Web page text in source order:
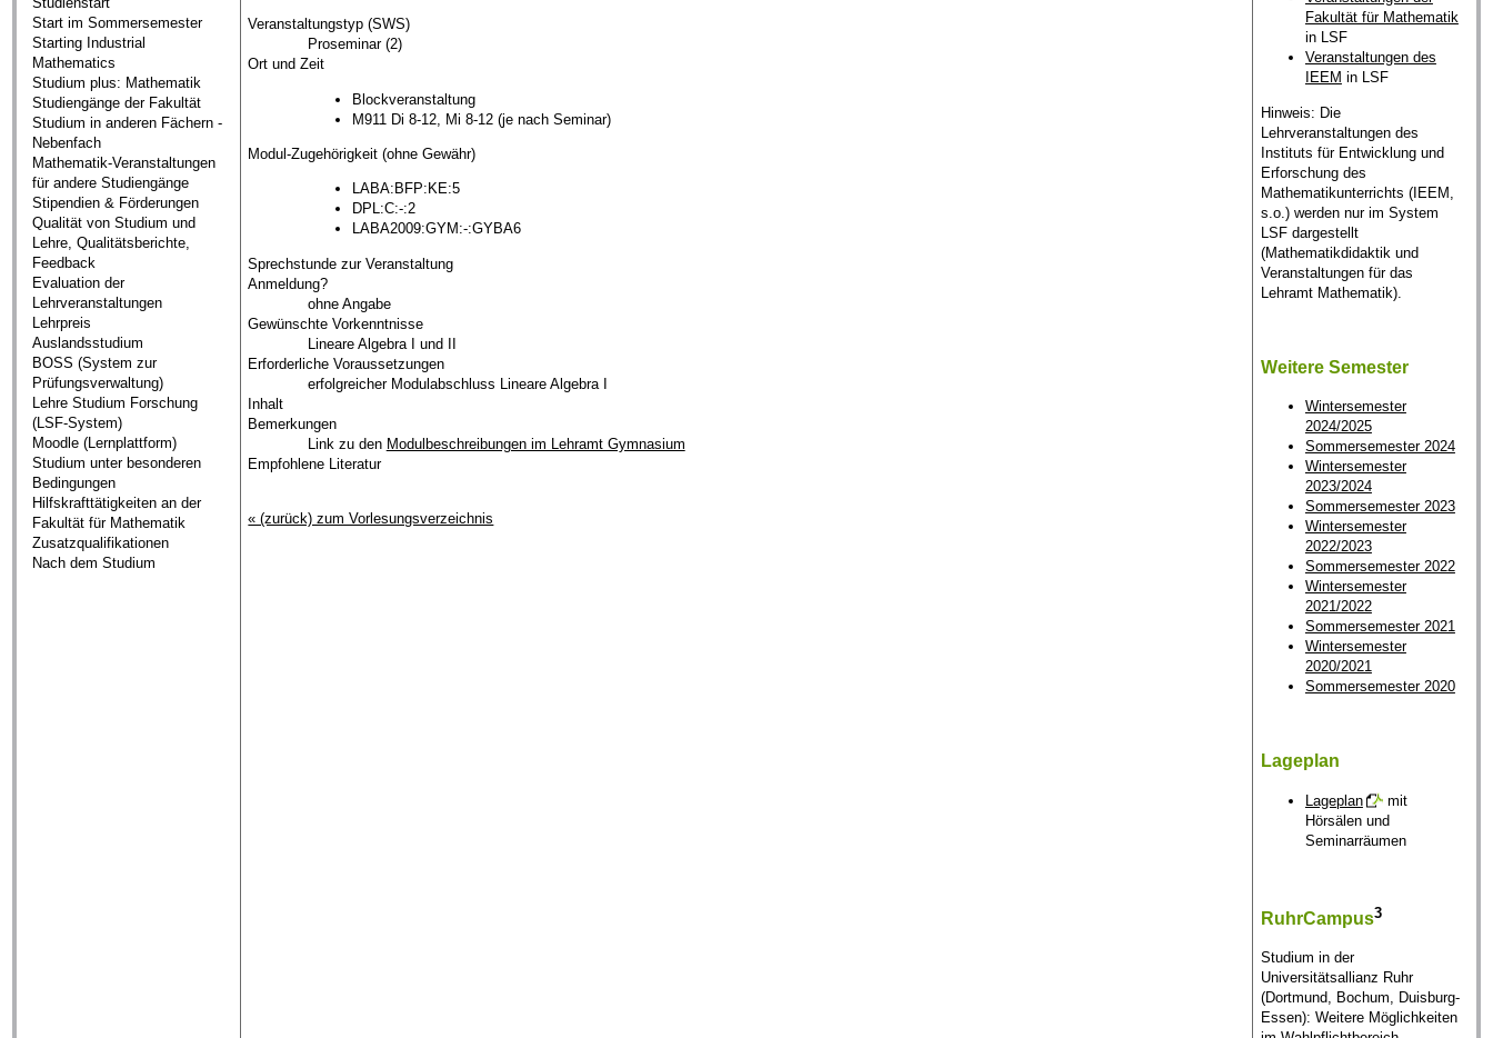
Start im Sommersemester
Starting Industrial
Mathematics
Studium plus: Mathematik
Studiengänge der Fakultät
Studium in anderen Fächern -
Nebenfach
Mathematik-Veranstaltungen
für andere Studiengänge
Stipendien & Förderungen
Qualität von Studium und
Lehre, Qualitätsberichte,
Feedback
Evaluation der
Lehrveranstaltungen
Lehrpreis
Auslandsstudium
BOSS (System zur
Prüfungsverwaltung)
Lehre Studium Forschung
(LSF-System)
Moodle (Lernplattform)
Studium unter besonderen
Bedingungen
Hilfskrafttätigkeiten an der
Fakultät für Mathematik
Zusatzqualifikationen
Nach dem Studium
Veranstaltungstyp (SWS)
Proseminar (2)
Ort und Zeit
Blockveranstaltung
M911 Di 8-12, Mi 8-12 (je nach Seminar)
Modul-Zugehörigkeit (ohne Gewähr)
LABA:BFP:KE:5
DPL:C:-:2
LABA2009:GYM:-:GYBA6
Sprechstunde zur Veranstaltung
Anmeldung?
ohne Angabe
Gewünschte Vorkenntnisse
Lineare Algebra I und II
Erforderliche Voraussetzungen
erfolgreicher Modulabschluss Lineare Algebra I
Inhalt
Bemerkungen
Link zu den Modulbeschreibungen im Lehramt Gymnasium
Empfohlene Literatur
« (zurück) zum Vorlesungsverzeichnis
Fakultät für Mathematik
in LSF
Veranstaltungen des
IEEM in LSF
Hinweis: Die
Lehrveranstaltungen des
Instituts für Entwicklung und
Erforschung des
Mathematikunterrichts (IEEM,
s.o.) werden nur im System
LSF dargestellt
(Mathematikdidaktik und
Veranstaltungen für das
Lehramt Mathematik).
Weitere Semester
Wintersemester
2024/2025
Sommersemester 2024
Wintersemester
2023/2024
Sommersemester 2023
Wintersemester
2022/2023
Sommersemester 2022
Wintersemester
2021/2022
Sommersemester 2021
Wintersemester
2020/2021
Sommersemester 2020
Lageplan
Lageplan
mit
Hörsälen und
Seminarräumen
RuhrCampus3
Studium in der
Universitätsallianz Ruhr
(Dortmund, Bochum, Duisburg-
Essen): Weitere Möglichkeiten